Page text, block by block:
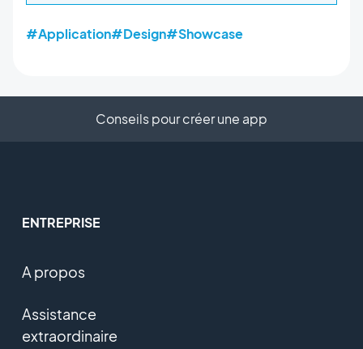
#Application#Design#Showcase
Conseils pour créer une app
ENTREPRISE
A propos
Assistance
extraordinaire